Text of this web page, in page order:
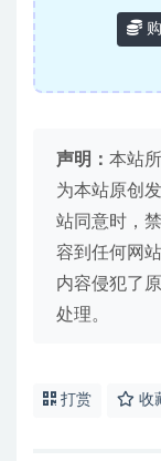
声明： 本站
为本站原创
站同意时，
容到任何网
内容侵犯了
处理。
打赏 收